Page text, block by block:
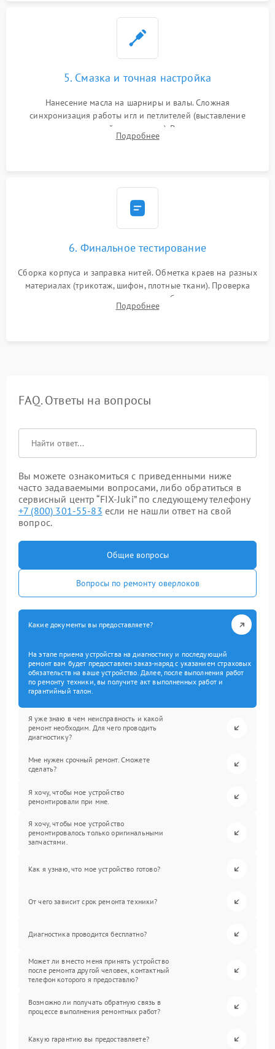
5. Смазка и точная настройка
Нанесение масла на шарниры и валы. Сложная
синхронизация работы игл и петлителей (выставление
зазоров до сотых долей миллиметра). Регулировка прижима
ножей, ширины обметки и хода дифференциального
Подробнее
6. Финальное тестирование
Сборка корпуса и заправка нитей. Обметка краев на разных
материалах (трикотаж, шифон, плотные ткани). Проверка
ровности среза, эластичности шва, работы ролевого шва и
отсутствия стягивания или волнистости ткани.
Подробнее
FAQ. Ответы на вопросы
Вы можете ознакомиться с приведенными ниже
часто задаваемыми вопросами, либо обратиться в
сервисный центр “FIX-Juki” по следующему телефону
+7 (800) 301-55-83 если не нашли ответ на свой
вопрос.
Общие вопросы
Вопросы по ремонту оверлоков
Какие документы вы предоставляете?
На этапе приема устройства на диагностику и последующий
ремонт вам будет предоставлен заказ-наряд с указанием страховых
обязательств на ваше устройство. Далее, после выполнения работ
по ремонту техники, вы получите акт выполненных работ и
гарантийный талон.
Я уже знаю в чем неисправность и какой
ремонт необходим. Для чего проводить
диагностику?
Мне нужен срочный ремонт. Сможете
сделать?
Я хочу, чтобы мое устройство
ремонтировали при мне.
Я хочу, чтобы мое устройство
ремонтировалось только оригинальными
запчастями.
Как я узнаю, что мое устройство готово?
От чего зависит срок ремонта техники?
Диагностика проводится бесплатно?
Может ли вместо меня принять устройство
после ремонта другой человек, контактный
телефон которого я предоставлю?
Возможно ли получать обратную связь в
процессе выполнения ремонтных работ?
Какую гарантию вы предоставляете?